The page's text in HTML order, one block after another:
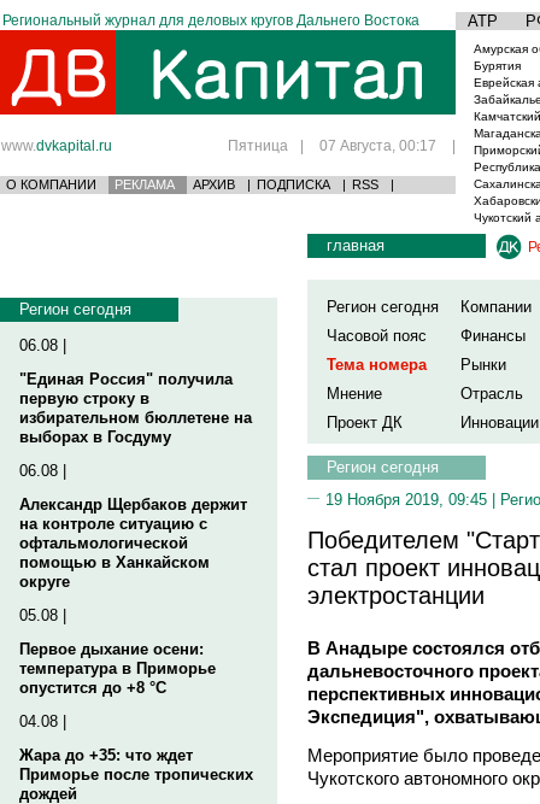
Региональный журнал для деловых кругов Дальнего Востока АТР
www.dvkapital.ru Пятница | 07 Августа, 00:17 |
О КОМПАНИИ РЕКЛАМА АРХИВ | ПОДПИСКА | RSS |
Амурская
Бурятия
Еврейская
Чукотский
Регион сегодня
06.08 |
"Единая Россия" получила
первую строку в
избирательном бюллетене на
выборах в Госдуму
06.08 |
Александр Щербаков держит
на контроле ситуацию с
офтальмологической
помощью в Ханкайском
округе
05.08 |
Первое дыхание осени:
температура в Приморье
опустится до +8 °C
04.08 |
Жара до +35: что ждет
Приморье после тропических
дождей
главная
Регион сегодня
Компании
Часовой пояс
Финансы
Тема номера
Рынки
Мнение
Отрасль
Проект ДК
Инновации
Регион сегодня
19 Ноября 2019, 09:45 |
Победителем
стал проект
электростанции
В Анадыре состоялся
дальневосточного
перспективных
Экспедиция",
Мероприятие было
Чукотского автономного